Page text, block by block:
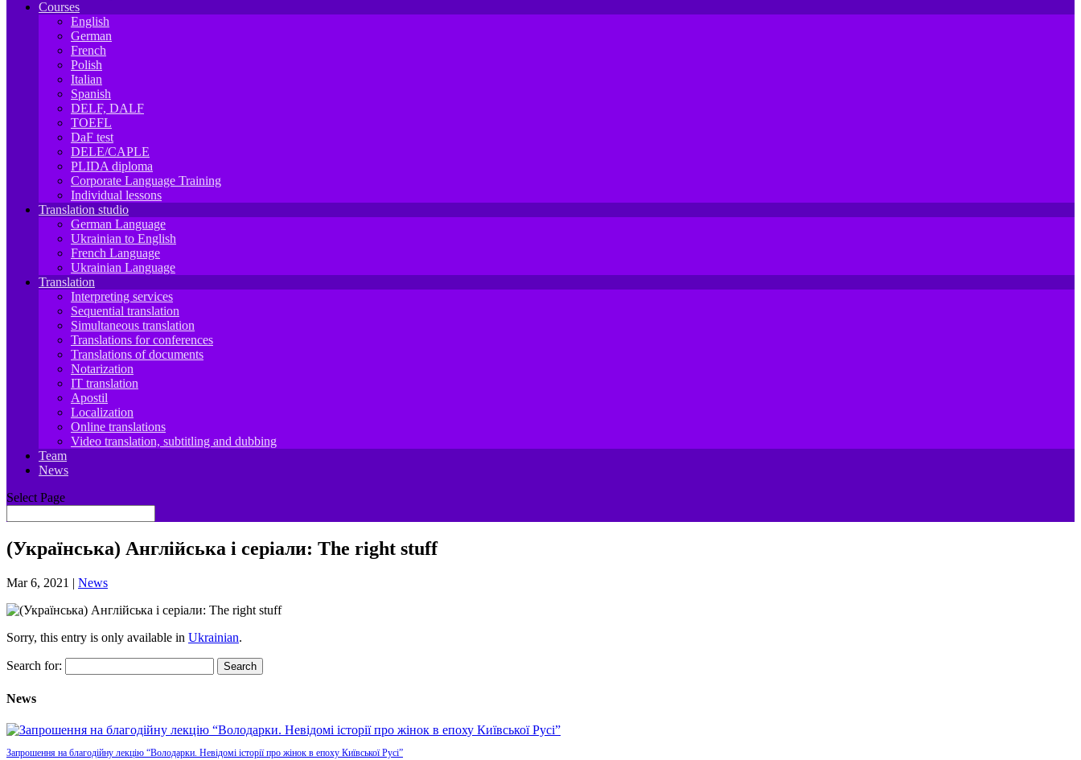
Courses
English
German
French
Polish
Italian
Spanish
DELF, DALF
TOEFL
DaF test
DELE/CAPLE
PLIDA diploma
Corporate Language Training
Individual lessons
Translation studio
German Language
Ukrainian to English
French Language
Ukrainian Language
Translation
Interpreting services
Sequential translation
Simultaneous translation
Translations for conferences
Translations of documents
Notarization
IT translation
Apostil
Localization
Online translations
Video translation, subtitling and dubbing
Team
News
Select Page
(Українська) Англійська і серіали: The right stuff
Mar 6, 2021 | News
Sorry, this entry is only available in Ukrainian.
Search for:
News
Запрошення на благодійну лекцію “Володарки. Невідомі історії про жінок в епоху Київської Русі”